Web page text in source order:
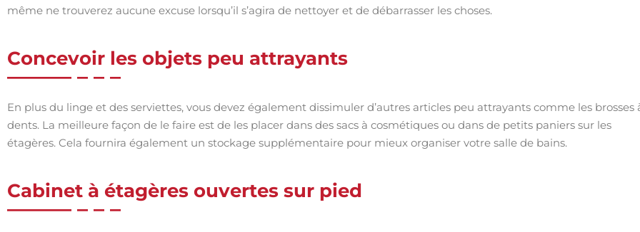
même ne trouverez aucune excuse lorsqu’il s’agira de nettoyer et de débarrasser les choses.
Concevoir les objets peu attrayants
En plus du linge et des serviettes, vous devez également dissimuler d’autres articles peu attrayants comme les brosses
dents. La meilleure façon de le faire est de les placer dans des sacs à cosmétiques ou dans de petits paniers sur les
étagères. Cela fournira également un stockage supplémentaire pour mieux organiser votre salle de bains.
Cabinet à étagères ouvertes sur pied